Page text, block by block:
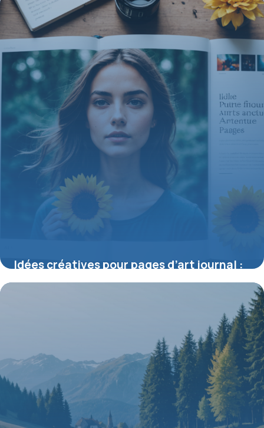
16 juillet 2026
Idées créatives pour pages d’art journal :
libérez votre univers artistique